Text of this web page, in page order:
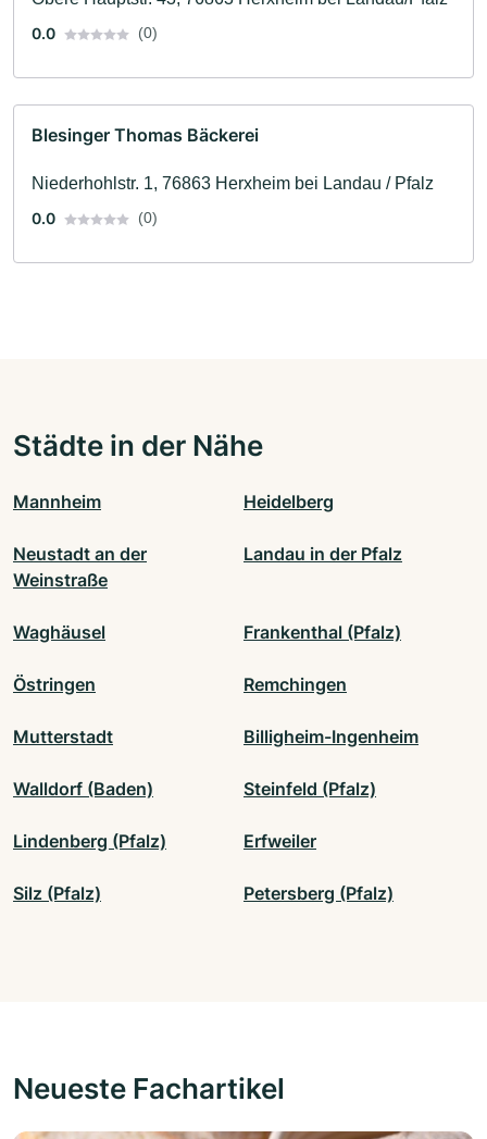
0.0
(0)
Blesinger Thomas Bäckerei
Niederhohlstr. 1, 76863 Herxheim bei Landau / Pfalz
0.0
(0)
Städte in der Nähe
Mannheim Heidelberg
Neustadt an der
Weinstraße
Landau in der Pfalz
Waghäusel Frankenthal (Pfalz)
Östringen Remchingen
Mutterstadt Billigheim-Ingenheim
Walldorf (Baden) Steinfeld (Pfalz)
Lindenberg (Pfalz) Erfweiler
Silz (Pfalz) Petersberg (Pfalz)
Neueste Fachartikel